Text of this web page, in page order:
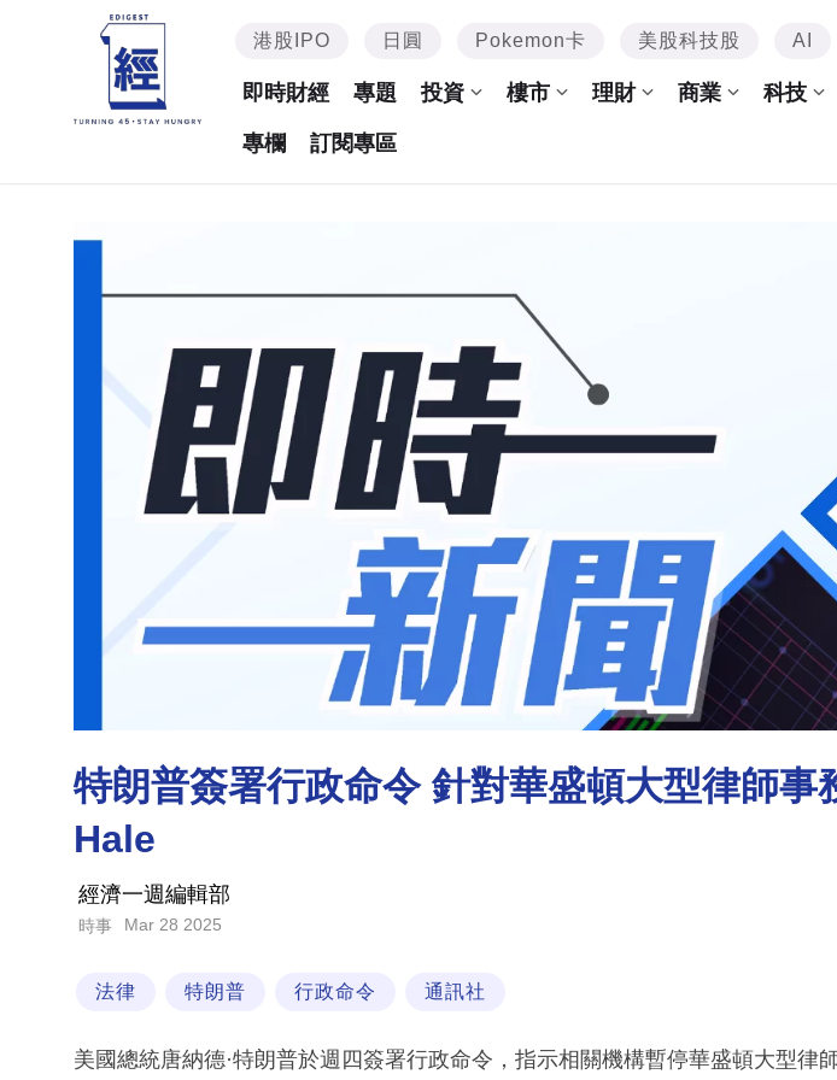
港股IPO 日圓 Pokemon卡 美股科技股 AI
即時財經 專題 投資 樓市 理財 商業 科技
專欄 訂閱專區
特朗普簽署行政命令 針對華盛頓大型律師事
Hale
經濟一週編輯部
時事 Mar 28 2025
法律 特朗普 行政命令 通訊社
美國總統唐納德·特朗普於週四簽署行政命令，指示相關機構暫停華盛頓大型律